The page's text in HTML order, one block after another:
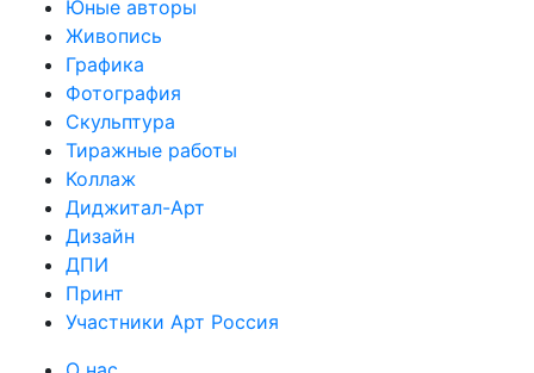
Юные авторы
Живопись
Графика
Фотография
Скульптура
Тиражные работы
Коллаж
Диджитал-Арт
Дизайн
ДПИ
Принт
Участники Арт Россия